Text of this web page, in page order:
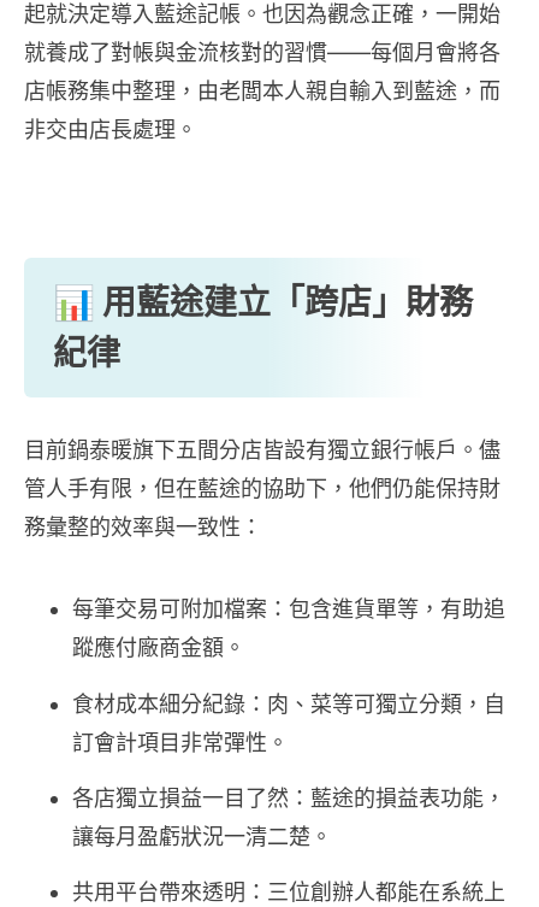
起就決定導入藍途記帳。也因為觀念正確，一開始
就養成了對帳與金流核對的習慣——每個月會將各
店帳務集中整理，由老闆本人親自輸入到藍途，而
非交由店長處理。
📊 用藍途建立「跨店」財務
紀律
目前鍋泰暖旗下五間分店皆設有獨立銀行帳戶。儘
管人手有限，但在藍途的協助下，他們仍能保持財
務彙整的效率與一致性：
每筆交易可附加檔案：包含進貨單等，有助追
蹤應付廠商金額。
食材成本細分紀錄：肉、菜等可獨立分類，自
訂會計項目非常彈性。
各店獨立損益一目了然：藍途的損益表功能，
讓每月盈虧狀況一清二楚。
共用平台帶來透明：三位創辦人都能在系統上